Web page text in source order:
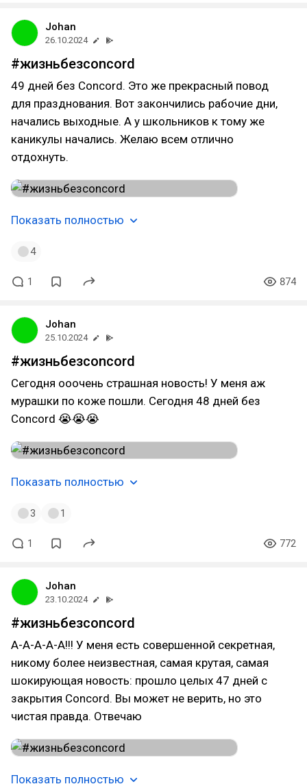
Johan
26.10.2024
#жизньбезconcord
49 дней без Concord. Это же прекрасный повод
для празднования. Вот закончились рабочие дни,
начались выходные. А у школьников к тому же
каникулы начались. Желаю всем отлично
отдохнуть.
Показать полностью
4
1 874
Johan
25.10.2024
#жизньбезconcord
Сегодня ооочень страшная новость! У меня аж
мурашки по коже пошли. Сегодня 48 дней без
Concord 😭😭😭
Показать полностью
3 1
1 772
Johan
23.10.2024
#жизньбезconcord
А-А-А-А-А!!! У меня есть совершенной секретная,
никому более неизвестная, самая крутая, самая
шокирующая новость: прошло целых 47 дней с
закрытия Concord. Вы может не верить, но это
чистая правда. Отвечаю
Показать полностью